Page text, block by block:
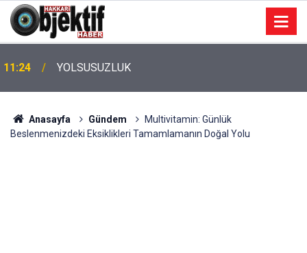
11:24 YOLSUSUZLUK
Anasayfa Gündem
Multivitamin: Günlük
Beslenmenizdeki Eksiklikleri Tamamlamanın Doğal Yolu